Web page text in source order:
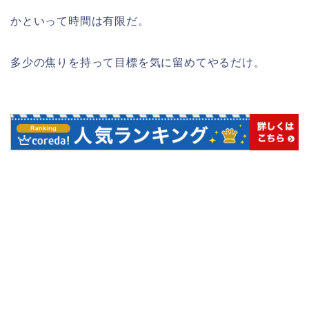
かといって時間は有限だ。
多少の焦りを持って目標を気に留めてやるだけ。